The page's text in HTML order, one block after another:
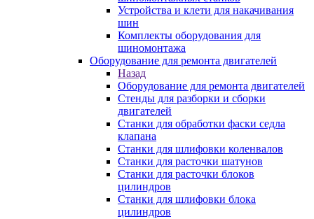
Устройства и клети для накачивания
шин
Комплекты оборудования для
шиномонтажа
Оборудование для ремонта двигателей
Назад
Оборудование для ремонта двигателей
Стенды для разборки и сборки
двигателей
Станки для обработки фаски седла
клапана
Станки для шлифовки коленвалов
Станки для расточки шатунов
Станки для расточки блоков
цилиндров
Станки для шлифовки блока
цилиндров